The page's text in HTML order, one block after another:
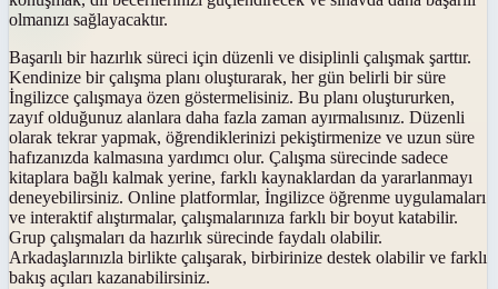
olmanızı sağlayacaktır.
Başarılı bir hazırlık süreci için düzenli ve disiplinli çalışmak şarttır.
Kendinize bir çalışma planı oluşturarak, her gün belirli bir süre
İngilizce çalışmaya özen göstermelisiniz. Bu planı oluştururken,
zayıf olduğunuz alanlara daha fazla zaman ayırmalısınız. Düzenli
olarak tekrar yapmak, öğrendiklerinizi pekiştirmenize ve uzun süre
hafızanızda kalmasına yardımcı olur. Çalışma sürecinde sadece
kitaplara bağlı kalmak yerine, farklı kaynaklardan da yararlanmayı
deneyebilirsiniz. Online platformlar, İngilizce öğrenme uygulamaları
ve interaktif alıştırmalar, çalışmalarınıza farklı bir boyut katabilir.
Grup çalışmaları da hazırlık sürecinde faydalı olabilir.
Arkadaşlarınızla birlikte çalışarak, birbirinize destek olabilir ve farklı
bakış açıları kazanabilirsiniz.